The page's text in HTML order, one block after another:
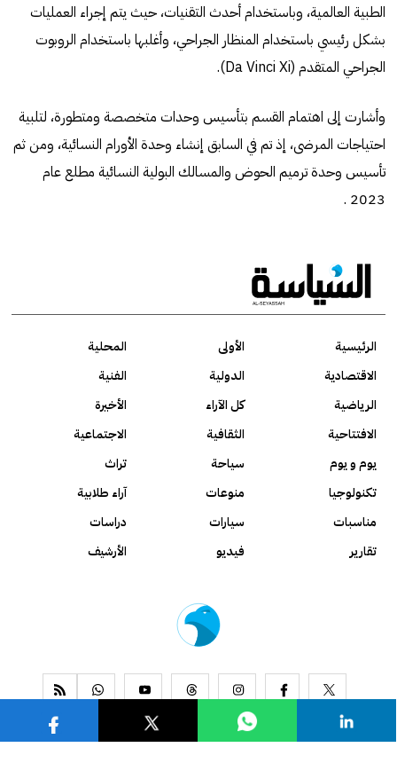
الطبية العالمية، وباستخدام أحدث التقنيات، حيث يتم إجراء العمليات
بشكل رئيسي باستخدام المنظار الجراحي، وأغلبها باستخدام الروبوت
الجراحي المتقدم (Da Vinci Xi).
وأشارت إلى اهتمام القسم بتأسيس وحدات متخصصة ومتطورة، لتلبية
احتياجات المرضى، إذ تم في السابق إنشاء وحدة الأورام النسائية، ومن ثم
تأسيس وحدة ترميم الحوض والمسالك البولية النسائية مطلع عام
2023 .
الرئيسية الأولى
المحلية
الاقتصادية
الدولية
الفنية
الرياضية
كل الآراء
الأخيرة
الافتتاحية
الثقافية
الاجتماعية
يوم و يوم
سياحة
تراث
تكنولوجيا
منوعات
آراء طلابية
مناسبات
سيارات
دراسات
تقارير
فيديو الأرشيف